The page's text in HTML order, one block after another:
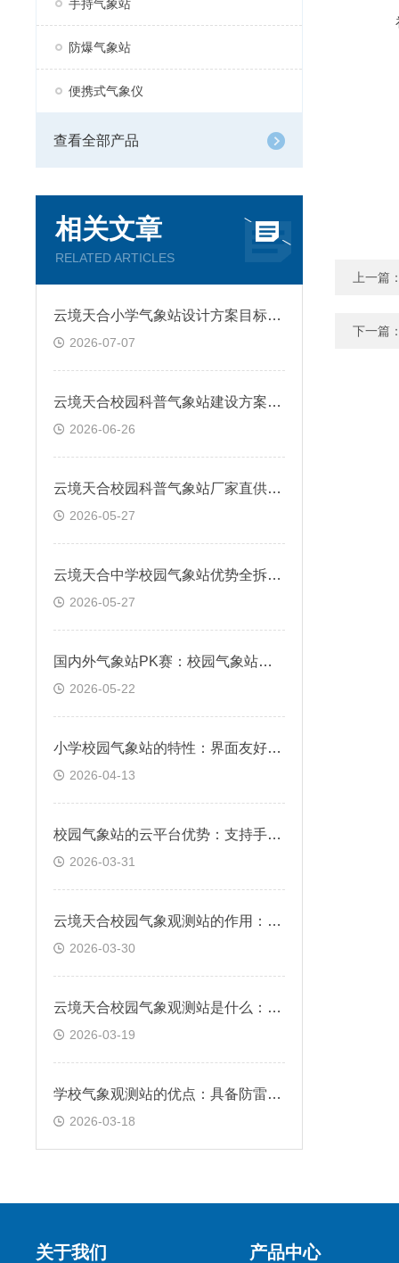
手持气象站
防爆气象站
便携式气象仪
查看全部产品
相关文章
RELATED ARTICLES
云境天合小学气象站设计方案目标—帮助学生夯实气象知识，提升科学探究能力
2026-07-07
​云境天合校园科普气象站建设方案—串联理论与实践，构建校园气象科普阵地
2026-06-26
云境天合校园科普气象站厂家直供免中间商，资质齐全适配学校采购流程
2026-05-27
云境天合中学校园气象站优势全拆解：低成本、免维护、出数据、能教学
2026-05-27
国内外气象站PK赛：校园气象站主流厂家有哪些？云境天合正规品质+实惠价位
2026-05-22
小学校园气象站的特性：界面友好，支持手机、PC浏览器直接观测
2026-04-13
校园气象站的云平台优势：支持手机、PC浏览器直接观测、无需额外安装软件
2026-03-31
云境天合校园气象观测站的作用：辅助校园管理，服务于气象科普教育
2026-03-30
云境天合校园气象观测站是什么：专为校园环境设计的气象监测系统
2026-03-19
学校气象观测站的优点：具备防雷、抗干扰、耐腐蚀特性，可长期运行
2026-03-18
上一篇
下一篇
关于我们 产品中心